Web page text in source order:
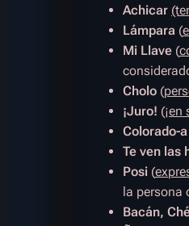
Achicar
Lámpara (
Mi Llave (
Cholo (
¡Juro! (¡en
Colorado-a
Te ven las
Posi (
la persona
Bacán,